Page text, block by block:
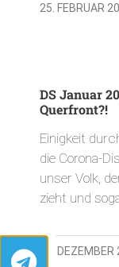
25. FEBRUAR
DS Januar
Querfront?!
Einigkeit
die Corona-
unser Volk,
zieht und
23.